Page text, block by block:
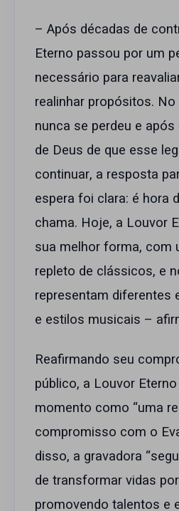
– Após décadas de
Eterno passou por um
necessário para
realinhar propósitos.
nunca se perdeu e
de Deus de que esse
continuar, a resposta
espera foi clara: é hora
chama. Hoje, a Louvor
sua melhor forma, com
repleto de clássicos, e
representam diferentes
e estilos musicais –
Reafirmando seu
público, a Louvor
momento como “uma
compromisso com o
disso, a gravadora
de transformar vidas
promovendo talentos e